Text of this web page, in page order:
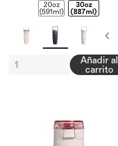
20oz
(591ml)
30oz
(887ml)
Añadir al
carrito